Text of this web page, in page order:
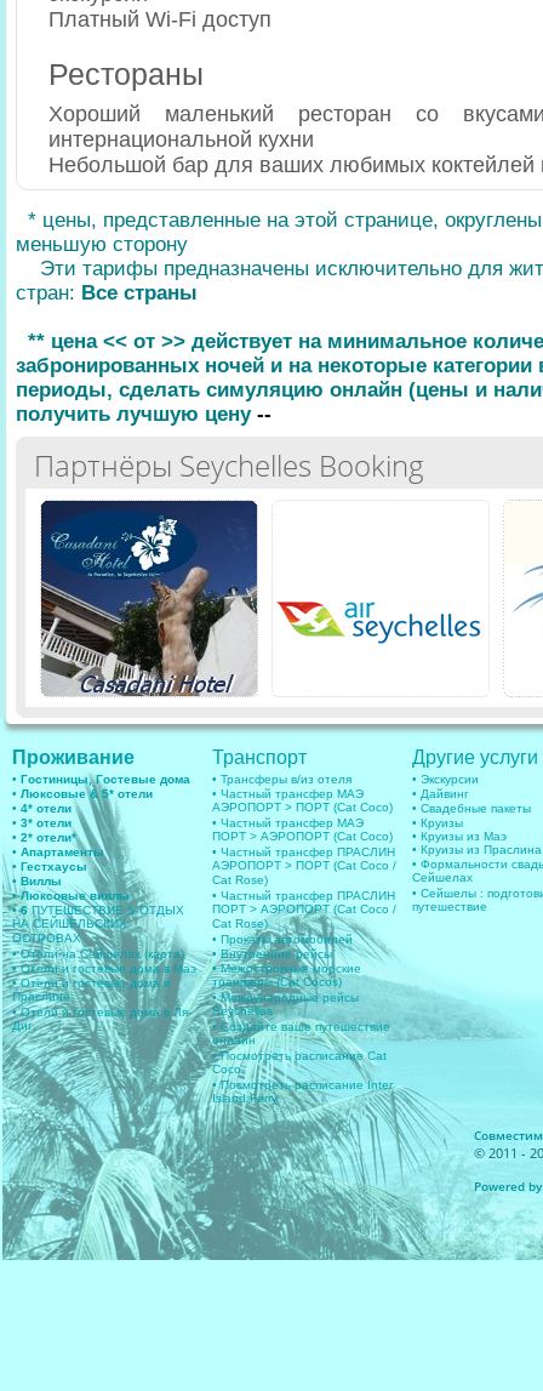
Платный Wi-Fi доступ
Рестораны
Хороший маленький ресторан со
интернациональной кухни
Небольшой бар для ваших любимых коктейлей
* цены, представленные на этой странице,
меньшую сторону
Эти тарифы предназначены исключительно для
стран: Все страны
** цена << от >> действует на минимальное
забронированных ночей и на некоторые
периоды, сделать симуляцию онлайн (цены и
получить лучшую цену--
Партнёры Seychelles Booking
Проживание
• Гостиницы, Гостевые дома
• Люксовые & 5* отели
• 4* отели
• 3* отели
• 2* отели*
• Апартаменты
• Гестхаусы
• Виллы
• Люксовые виллы
• 6ПУТЕШЕСТВИЕ & ОТДЫХ
НА СЕЙШЕЛЬСКИХ
ОСТРОВАХ
• Отели на Сейшелах (карта)
• Отели и гостевые дома в Маэ
• Отели и гостевые дома в
Праслине
• Отели и гостевые дома в Ля-
Диг
Транспорт
• Трансферы в/из отеля
• Частный трансфер МАЭ
АЭРОПОРТ > ПОРТ (Cat Coco)
• Частный трансфер МАЭ
ПОРТ > АЭРОПОРТ (Cat Coco)
• Частный трансфер ПРАСЛИН
АЭРОПОРТ > ПОРТ (Cat Coco /
Cat Rose)
• Частный трансфер ПРАСЛИН
ПОРТ > АЭРОПОРТ (Cat Coco /
Cat Rose)
• Прокаты автомобилей
• Внутренние рейсы
• Межостровные морские
транферы (Cat Cocos)
• Международные рейсы
Seychelles
• Создайте ваше путешествие
онлайн
• Посмотреть расписание Cat
Coco
• Посмотреть расписание Inter
Island Ferry
Другие услуги
• Экскурсии
• Дайвинг
• Свадебные пакеты
• Круизы
• Круизы из Маэ
• Круизы из Праслина
• Формальности
Сейшелах
• Сейшелы :
путешествие
© 2011 -
Powered by